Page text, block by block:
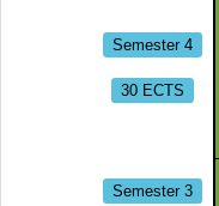
Semester 4
30 ECTS
Semester 3